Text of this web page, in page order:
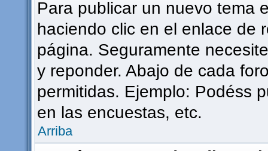
Para publicar un nuevo tema
haciendo clic en el enlace de
página. Seguramente
y reponder. Abajo de cada
permitidas. Ejemplo: Podéss
en las encuestas, etc.
Arriba